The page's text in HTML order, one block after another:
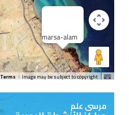
marsa-alam
Image may be subject to copyright
Terms
مرسى علم